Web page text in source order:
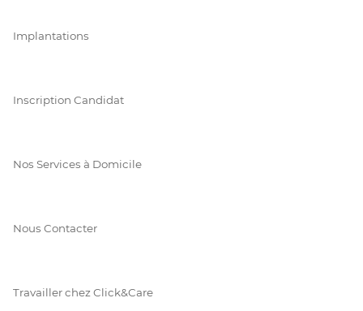
Implantations
Inscription Candidat
Nos Services à Domicile
Nous Contacter
Travailler chez Click&Care